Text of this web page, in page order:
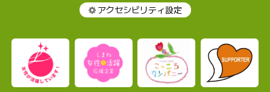
アクセシビリティ設定